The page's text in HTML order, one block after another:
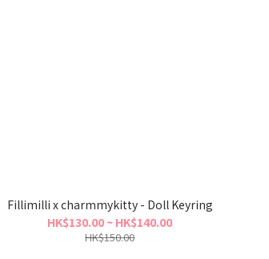
Fillimilli x charmmykitty - Doll Keyring
HK$130.00 ~ HK$140.00
HK$150.00